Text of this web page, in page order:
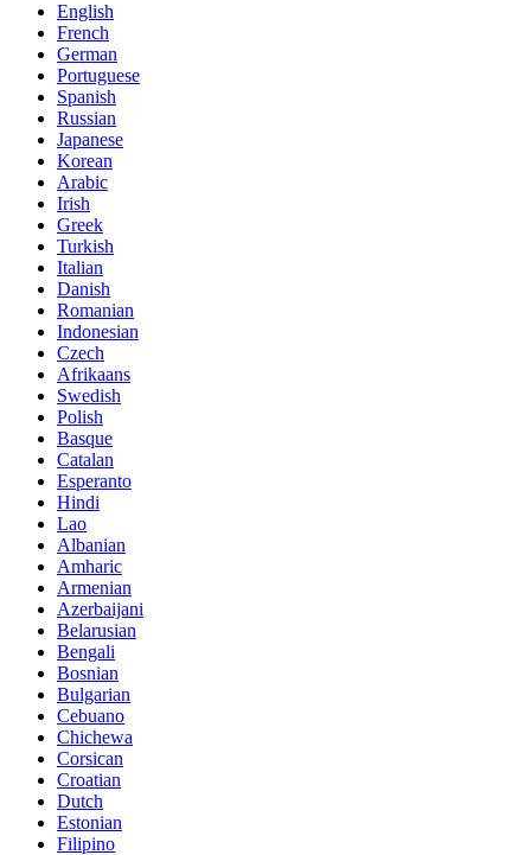
English
French
German
Portuguese
Spanish
Russian
Japanese
Korean
Arabic
Irish
Greek
Turkish
Italian
Danish
Romanian
Indonesian
Czech
Afrikaans
Swedish
Polish
Basque
Catalan
Esperanto
Hindi
Lao
Albanian
Amharic
Armenian
Azerbaijani
Belarusian
Bengali
Bosnian
Bulgarian
Cebuano
Chichewa
Corsican
Croatian
Dutch
Estonian
Filipino